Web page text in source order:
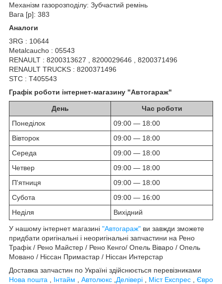
Механізм газорозподілу: Зубчастий ремінь
Вага [р]: 383
Аналоги
3RG : 10644
Metalcaucho : 05543
RENAULT : 8200313627 , 8200029646 , 8200371496
RENAULT TRUCKS : 8200371496
STC : T405543
Графік роботи інтернет-магазину "Автогараж"
День
Час роботи
Понеділок
09:00 — 18:00
Вівторок
09:00 — 18:00
Середа
09:00 — 18:00
Четвер
09:00 — 18:00
П'ятниця
09:00 — 18:00
Субота
09:00 — 16:00
Неділя
Вихідний
У нашому інтернет магазині "Автогараж" ви завжди зможете
придбати оригінальні і неоригінальні запчастини на Рено
Трафік / Рено Майстер / Рено Кенго/ Опель Віваро / Опель
Мовано / Ніссан Примастар / Ніссан Интерстар
Доставка запчастин по Україні здійснюється перевізниками
Нова пошта
Інтайм Автолюкс Делівері Міст Експрес
Євро